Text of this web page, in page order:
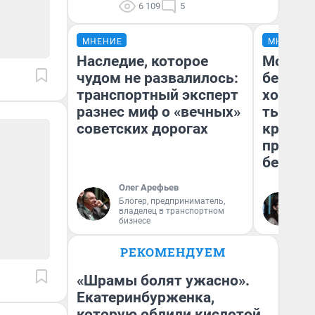
6 109 5
МНЕНИЕ
Наследие, которое
чудом не развалилось:
транспортный эксперт
разнес миф о «вечных»
советских дорогах
Олег Арефьев
Блогер, предприниматель,
владелец в транспортном
бизнесе
МНЕНИЕ
Мой
хотела
тысяч,
РЕКОМЕНДУЕМ
«Шрамы болят ужасно».
Екатеринбурженка,